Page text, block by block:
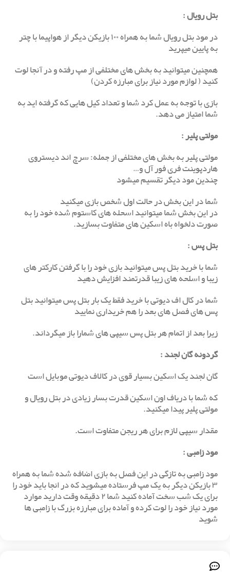
بتل رویال :
در مود بتل رویال شما به همراه ۱۰۰ بازیکن دیگر از هواپیما با چتر
به پایین میپرید
همچنین میتوانید به بخش های مختلفی از مپ رفته و در آنجا لوت
کنید ( لوازم مورد نیاز برای مبارزه کردن)
بازی با توجه به عمل کرد شما و تعداد کیل هایی که گرفته اید به
شما امتیاز می دهد.
مولتی پلیر :
مولتی پلیر به بخش های مختلفی از جمله: سرچ اند دیستروی
هاردپوینت فری فور آل و…
چندین مود دیگر تقسیم میشود
شما در این بخش در حالت اول شخص بازی میکنید
در این بخش شما میتوانید اسحله های کاستوم شده خود را به
صورت دلخواه باه اسکین های متفاوت بسازید.
بتل پس :
شما با خرید بتل پس میتوانید بازی خود را با گرفتن کارکتر های
زیبا و اسلحه های زیبا قدرتمند افزایش دهید
شما در کال اف دیوتی با خرید فقط یک بار بتل پس میتوانید بتل
پس های فصل های بعد را هم خریداری نمایید
زیرا بعد از اتمام هر بتل پس سیپی های شمارا باز میگرداند.
گردونه گان لجند :
گان لجند یک اسکین بسیار قوی در کالاف دیوتی موبایل است
که شما با دریاف اون اسکین قدرت بسار زیادی در بتل رویال و
مولتی پلیر پیدا میکنید.
مقدار سیپی لازم برای هر ریجن متفاوت است.
مود زامبی :
مود زامبی به تازگی در این فصل به بازی اضافه شده شما به همراه
۳ بازیکن دیگر به یک مپ فرستاده میشوید که در انجا باید خود را
برای یک شب سخت آماده کنید شما ۲ دقیقه وقت دارید موارد
مورد نیاز خود را لوت کرده و آماده برای مبارزه بزرگ با زامبی ها
شوید